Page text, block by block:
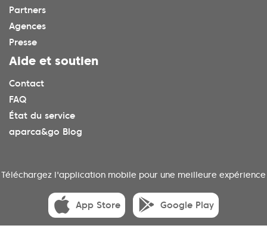
Partners
Agences
Presse
Aide et soutien
Contact
FAQ
État du service
aparca&go Blog
Téléchargez l'application mobile pour une meilleure expérience
App Store Google Play